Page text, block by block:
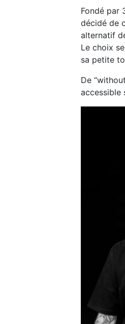
Fondé par
décidé de
alternatif
Le choix
sa petite
De
accessible